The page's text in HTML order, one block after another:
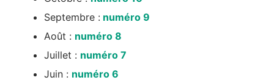
Septembre : numéro 9
Août : numéro 8
Juillet : numéro 7
Juin : numéro 6